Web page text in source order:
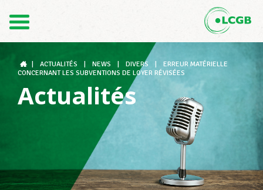
DE
Le LCGB
Structures syndicales
ACTUALITÉS NEWS DIVERS
ERREUR MATÉRIELLE
CONCERNANT LES SUBVENTIONS DE LOYER RÉVISÉES
Actualités